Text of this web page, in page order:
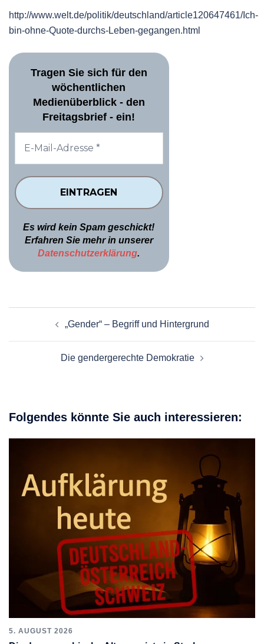
http://www.welt.de/politik/deutschland/article120647461/Ich-
bin-ohne-Quote-durchs-Leben-gegangen.html
Tragen Sie sich für den
wöchentlichen
Medienüberblick - den
Freitagsbrief - ein!
Es wird kein Spam geschickt!
Erfahren Sie mehr in unserer
Datenschutzerklärung.
„Gender“ – Begriff und Hintergrund
Die gendergerechte Demokratie
Folgendes könnte Sie auch interessieren:
5. AUGUST 2026